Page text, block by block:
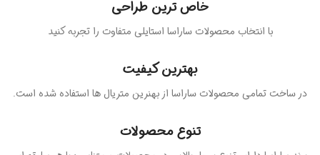
خاص ترین طراحی
با انتخاب محصولات ساراسا استایلی متفاوت را تجربه کنید
بهترین کیفیت
در ساخت تمامی محصولات ساراسا از بهنرین متریال ها استفاده شده است.
تنوع محصولات